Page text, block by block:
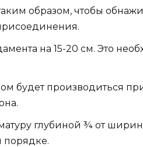
образом, чтобы
на 15-20 см. Это
будет производиться
глубиной ¾ от
порядке.